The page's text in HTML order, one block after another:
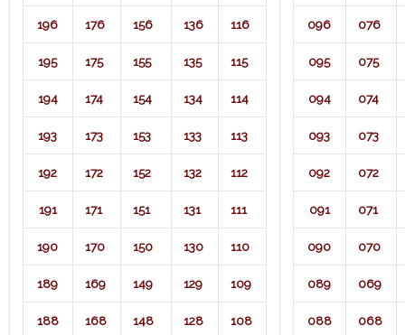
196 176 156 136 116
195 175 155 135 115
194 174 154 134 114
193 173 153 133 113
192 172 152 132 112
191 171 151 131 111
190 170 150 130 110
189 169 149 129 109
188 168 148 128 108
096 076
095 075
094 074
093 073
092 072
091 071​
090 070
089 069
088 068